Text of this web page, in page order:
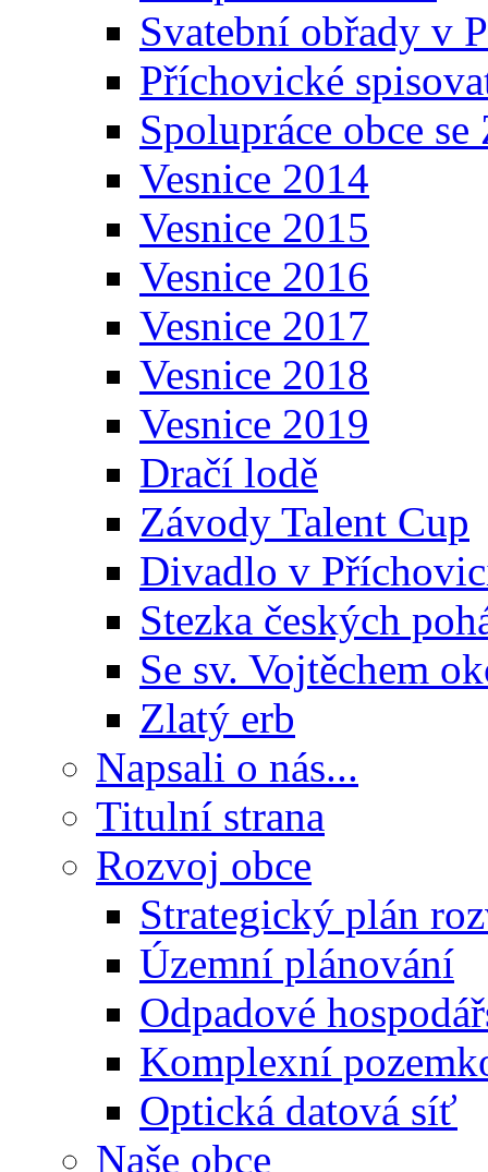
Svatební obřady v
Příchovické
Spolupráce obce
Vesnice 2014
Vesnice 2015
Vesnice 2016
Vesnice 2017
Vesnice 2018
Vesnice 2019
Dračí lodě
Závody Talent Cup
Divadlo v
Stezka českých
Se sv. Vojtěchem
Zlatý erb
Napsali o nás...
Titulní strana
Rozvoj obce
Strategický plán
Územní plánování
Odpadové
Komplexní
Optická datová síť
Naše obce